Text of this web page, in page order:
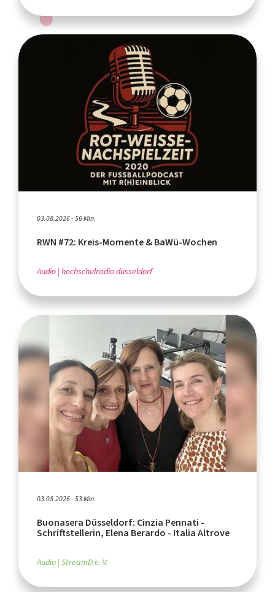
03.08.2026 - 56 Min.
RWN #72: Kreis-Momente & BaWü-Wochen
Audio hochschulradio düsseldorf
03.08.2026 - 53 Min.
Buonasera Düsseldorf: Cinzia Pennati -
Schriftstellerin, Elena Berardo - Italia Altrove
Audio StreamD e. V.